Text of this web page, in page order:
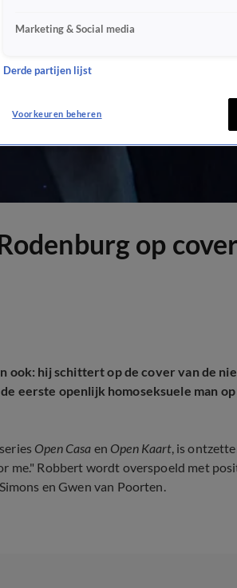
op
ook: hij schittert op de cover van de
eerste openlijk homoseksuele man
Open Casa en Open Kaart, is
me." Robbert wordt overspoeld met
en Gwen van Poorten.
Marketing & Social media
Derde partijen lijst
Voorkeuren beheren